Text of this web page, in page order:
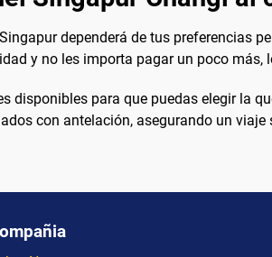
dependerá de tus preferencias
y no les importa pagar un poco
disponibles para que puedas elegir la
con antelación, asegurando un